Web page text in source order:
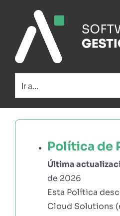
contenido
Ir a...
Política de
Última
de 2026
Esta Política
Cloud Solutions